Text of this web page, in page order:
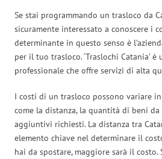
Se stai programmando un trasloco da
sicuramente interessato a conoscere i
determinante in questo senso è
per il tuo trasloco. ‘Traslochi Catania’ è
professionale che offre servizi di alta
I costi di un trasloco possono variare
come la distanza, la quantità di beni
aggiuntivi richiesti. La distanza tra
elemento chiave nel determinare il
hai da spostare, maggiore sarà il costo.